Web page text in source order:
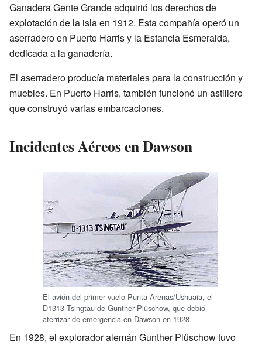
Ganadera Gente Grande adquirió los derechos de
explotación de la isla en 1912. Esta compañía operó un
aserradero en Puerto Harris y la Estancia Esmeralda,
dedicada a la ganadería.
El aserradero producía materiales para la construcción y
muebles. En Puerto Harris, también funcionó un astillero
que construyó varias embarcaciones.
Incidentes Aéreos en Dawson
El avión del primer vuelo Punta Arenas/Ushuaia, el
D1313 Tsingtau de Gunther Plüschow, que debió
aterrizar de emergencia en Dawson en 1928.
En 1928, el explorador alemán Gunther Plüschow tuvo